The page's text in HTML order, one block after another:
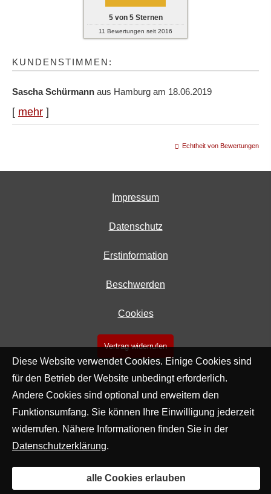
5von 5Sternen
11 Bewertungen seit 2016
KUNDENSTIMMEN:
Sascha Schürmann aus Hamburg am 18.06.2019
[ mehr ]
Echtheit von Bewertungen
Impressum
Datenschutz
Erstinformation
Beschwerden
Cookies
Vertrag widerrufen
Diese Website verwendet Cookies. Einige Cookies sind
für den Betrieb der Website unbedingt erforderlich.
Andere Cookies sind optional und erweitern den
Funktionsumfang. Sie können Ihre Einwilligung jederzeit
widerrufen. Nähere Informationen finden Sie in der
Datenschutzerklärung.
alle Cookies erlauben